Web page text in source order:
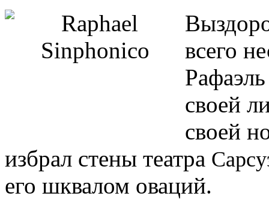
всего
своей
своей
избрал стены театра
его шквалом оваций.